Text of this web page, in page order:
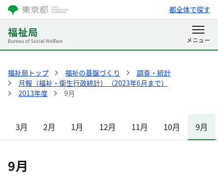
都全体で探す
福祉局トップ 福祉の基盤づくり
調査・統計
月報（福祉・衛生行政統計）（2023年6月まで）
2013年度
9月
3月 2月 1月 12月 11月 10月 9月
9月